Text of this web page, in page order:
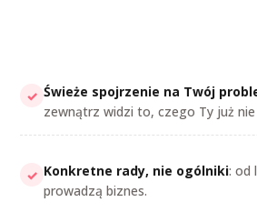
✓ Świeże spojrzenie na Twój
zewnątrz widzi to, czego Ty już nie
✓ Konkretne rady, nie ogólniki: od
prowadzą biznes.